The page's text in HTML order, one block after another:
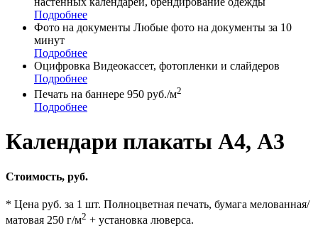
Подробнее
Фото на документы Любые фото на документы за 10
минут
Подробнее
Оцифровка Видеокассет, фотопленки и слайдеров
Подробнее
Печать на баннере 950 руб./м2
Подробнее
Календари плакаты А4, А3
Стоимость, руб.
* Цена руб. за 1 шт. Полноцветная печать, бумага мелованная/
матовая 250 г/м2 + установка люверса.